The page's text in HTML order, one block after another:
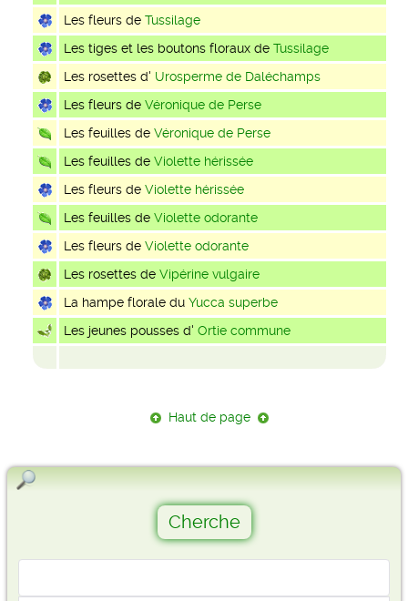
Les fleurs de Tussilage
Les tiges et les boutons floraux de Tussilage
Les rosettes d' Urosperme de Daléchamps
Les fleurs de Véronique de Perse
Les feuilles de Véronique de Perse
Les feuilles de Violette hérissée
Les fleurs de Violette hérissée
Les feuilles de Violette odorante
Les fleurs de Violette odorante
Les rosettes de Vipérine vulgaire
La hampe florale du Yucca superbe
Les jeunes pousses d' Ortie commune
Haut de page